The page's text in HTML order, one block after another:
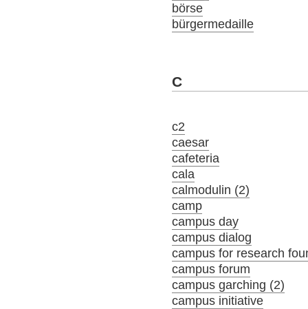
börse
bürgermedaille
C
c2
caesar
cafeteria
cala
calmodulin (2)
camp
campus day
campus dialog
campus for research
campus forum
campus garching (2)
campus initiative